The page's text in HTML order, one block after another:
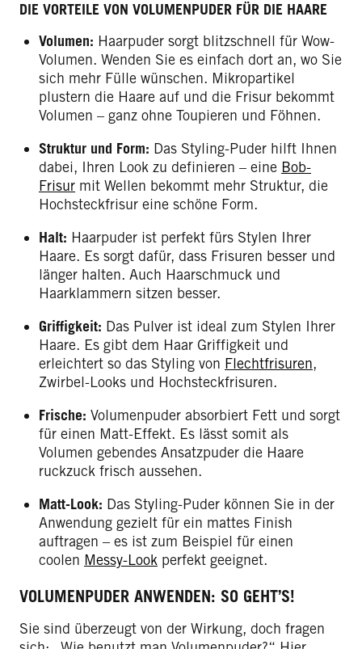
DIE VORTEILE VON VOLUMENPUDER FÜR DIE HAARE
Volumen: Haarpuder sorgt blitzschnell für Wow-
Volumen. Wenden Sie es einfach dort an, wo Sie
sich mehr Fülle wünschen. Mikropartikel
plustern die Haare auf und die Frisur bekommt
Volumen – ganz ohne Toupieren und Föhnen.
Struktur und Form: Das Styling-Puder hilft Ihnen
dabei, Ihren Look zu definieren – eine Bob-
Frisur mit Wellen bekommt mehr Struktur, die
Hochsteckfrisur eine schöne Form.
Halt: Haarpuder ist perfekt fürs Stylen Ihrer
Haare. Es sorgt dafür, dass Frisuren besser und
länger halten. Auch Haarschmuck und
Haarklammern sitzen besser.
Griffigkeit: Das Pulver ist ideal zum Stylen Ihrer
Haare. Es gibt dem Haar Griffigkeit und
erleichtert so das Styling von Flechtfrisuren,
Zwirbel-Looks und Hochsteckfrisuren.
Frische: Volumenpuder absorbiert Fett und sorgt
für einen Matt-Effekt. Es lässt somit als
Volumen gebendes Ansatzpuder die Haare
ruckzuck frisch aussehen.
Matt-Look: Das Styling-Puder können Sie in der
Anwendung gezielt für ein mattes Finish
auftragen – es ist zum Beispiel für einen
coolen Messy-Look perfekt geeignet.
VOLUMENPUDER ANWENDEN: SO GEHT’S!
Sie sind überzeugt von der Wirkung, doch fragen